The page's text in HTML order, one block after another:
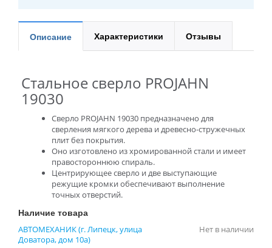
Описание Характеристики Отзывы
Стальное сверло PROJAHN
19030
Сверло PROJAHN 19030 предназначено для
сверления мягкого дерева и древесно-стружечных
плит без покрытия.
Оно изготовлено из хромированной стали и имеет
правостороннюю спираль.
Центрирующее сверло и две выступающие
режущие кромки обеспечивают выполнение
точных отверстий.
Наличие товара
АВТОМЕХАНИК (г. Липецк, улица
Доватора, дом 10а)
Нет в наличии